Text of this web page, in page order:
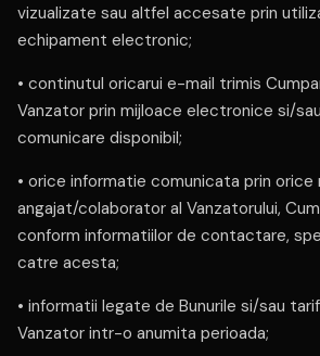
vizualizate sau altfel accesate prin
echipament electronic;
• continutul oricarui e-mail trimis
Vanzator prin mijloace electronice si/
comunicare disponibil;
• orice informatie comunicata prin
angajat/colaborator al Vanzatorului,
conform informatiilor de contactare,
catre acesta;
• informatii legate de Bunurile si/sau
Vanzator intr-o anumita perioada;